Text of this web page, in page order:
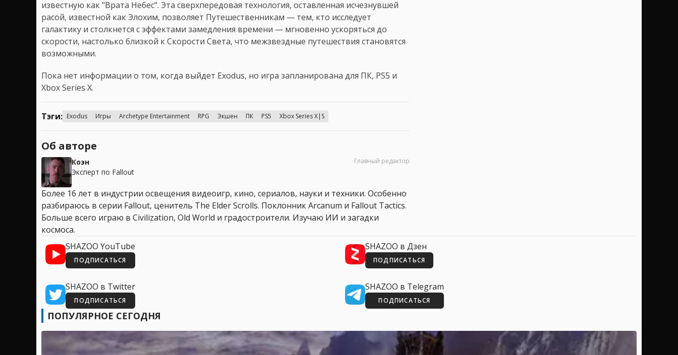
известную как "Врата Небес". Эта сверхпередовая технология, оставленная исчезнувшей
расой, известной как Элохим, позволяет Путешественникам — тем, кто исследует
галактику и столкнется с эффектами замедления времени — мгновенно ускоряться до
скорости, настолько близкой к Скорости Света, что межзвездные путешествия становятся
возможными.
Пока нет информации о том, когда выйдет Exodus, но игра запланирована для ПК, PS5 и
Xbox Series X.
Тэги: Exodus Игры Archetype Entertainment RPG Экшен ПК PS5 Xbox Series X|S
Об авторе
Коэн
Эксперт по Fallout
Главный редактор
Более 16 лет в индустрии освещения видеоигр, кино, сериалов, науки и техники. Особенно
разбираюсь в серии Fallout, ценитель The Elder Scrolls. Поклонник Arcanum и Fallout Tactics.
Больше всего играю в Civilization, Old World и градостроители. Изучаю ИИ и загадки
космоса.
SHAZOO YouTube
ПОДПИСАТЬСЯ
SHAZOO в Дзен
ПОДПИСАТЬСЯ
SHAZOO в Twitter
ПОДПИСАТЬСЯ
SHAZOO в Telegram
ПОДПИСАТЬСЯ
ПОПУЛЯРНОЕ СЕГОДНЯ